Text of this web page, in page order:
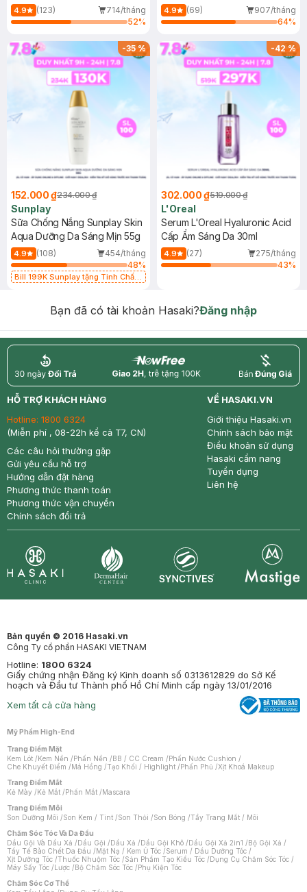
4.9 (123)
714/tháng
52%
(Mới)
4.9 (69)
907/tháng
64%
-35%
152.000 ₫234.000 ₫
Sunplay
Sữa Chống Nắng Sunplay Skin
Aqua Dưỡng Da Sáng Mịn 55g
4.9 (108)
454/tháng
48%
Bill 199K Sunplay tặng Tinh Chất
-42%
302.000 ₫519.000 ₫
L'Oreal
Serum L'Oreal Hyaluronic Acid
Cấp Ẩm Sáng Da 30ml
4.9 (27)
275/tháng
43%
Bạn đã có tài khoản Hasaki?Đăng nhập
return nowfree price
HỖ TRỢ KHÁCH HÀNG
Hotline: 1800 6324
(Miễn phí , 08-22h kể cả T7, CN)
Các câu hỏi thường gặp
Gửi yêu cầu hỗ trợ
Hướng dẫn đặt hàng
Phương thức thanh toán
Phương thức vận chuyển
Chính sách đổi trả
VỀ HASAKI.VN
Giới thiệu Hasaki.vn
Chính sách bảo mật
Điều khoản sử dụng
Hasaki cẩm nang
Tuyển dụng
Liên hệ
Bản quyền © 2016 Hasaki.vn
Công Ty cổ phần HASAKI VIETNAM
Hotline: 1800 6324
Giấy chứng nhận Đăng ký Kinh doanh số 0313612829 do Sở Kế
hoạch và Đầu tư Thành phố Hồ Chí Minh cấp ngày 13/01/2016
Xem tất cả cửa hàng
Mỹ Phẩm High-End
Trang Điểm Mặt
Kem Lót /Kem Nền /Phấn Nền /BB / CC Cream /Phấn Nước Cushion /
Che Khuyết Điểm /Má Hồng /Tạo Khối / Highlight /Phấn Phủ /Xịt Khoá Makeup
Trang Điểm Mắt
Kẻ Mày /Kẻ Mắt /Phấn Mắt /Mascara
Trang Điểm Môi
Son Dưỡng Môi /Son Kem / Tint /Son Thỏi /Son Bóng /Tẩy Trang Mắt / Môi
Chăm Sóc Tóc Và Da Đầu
Dầu Gội Và Dầu Xả /Dầu Gội /Dầu Xả /Dầu Gội Khô /Dầu Gội Xả 2in1 /Bộ Gội Xả /
Tẩy Tế Bào Chết Da Đầu /Mặt Nạ / Kem Ủ Tóc /Serum / Dầu Dưỡng Tóc /
Xịt Dưỡng Tóc /Thuốc Nhuộm Tóc /Sản Phẩm Tạo Kiểu Tóc /Dụng Cụ Chăm Sóc Tóc /
Máy Sấy Tóc /Lược /Bộ Chăm Sóc Tóc /Phụ Kiện Tóc
Chăm Sóc Cơ Thể